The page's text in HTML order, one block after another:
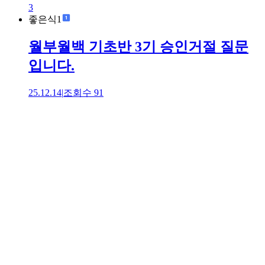
3
좋은식1
월부월백 기초반 3기 승인거절 질문
입니다.
25.12.14|조회수 91